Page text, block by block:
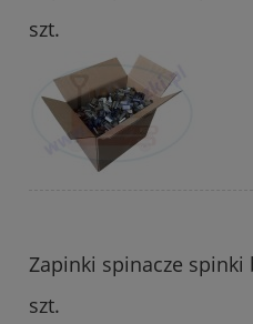
szt.
Zapinki spinacze spinki
szt.